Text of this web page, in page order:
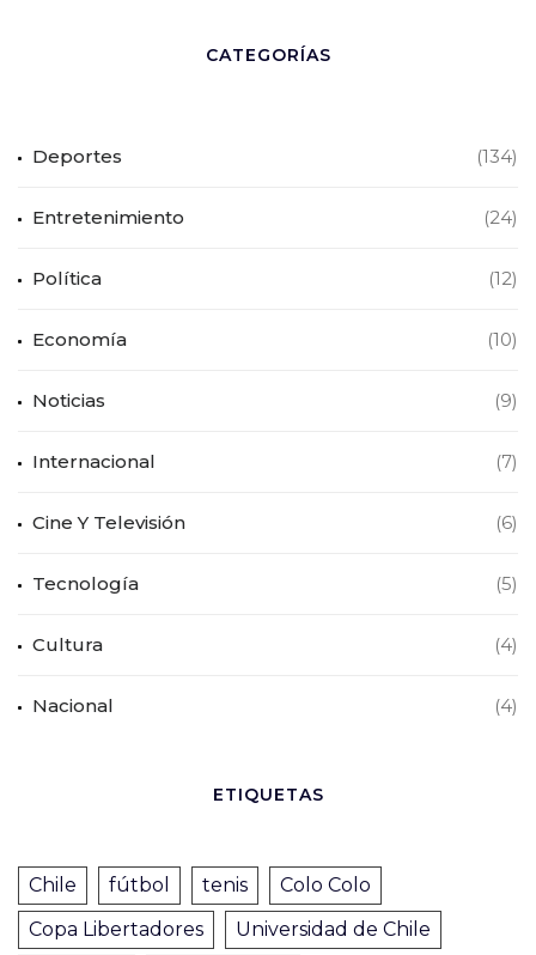
CATEGORÍAS
Deportes (134)
Entretenimiento (24)
Política (12)
Economía (10)
Noticias (9)
Internacional (7)
Cine Y Televisión (6)
Tecnología (5)
Cultura (4)
Nacional (4)
ETIQUETAS
Chile fútbol tenis
Colo Colo
Copa Libertadores
Universidad de Chile